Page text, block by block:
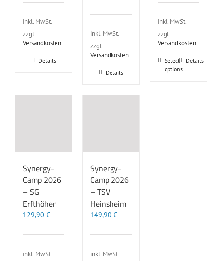
inkl. MwSt.
zzgl.
Versandkosten
Details
inkl. MwSt.
zzgl.
Versandkosten
Details
inkl. MwSt.
zzgl.
Versandkosten
Select
options
Dieses
Produkt
Details
Synergy-
Camp 2026
– SG
Erfthöhen
129,90 €
inkl. MwSt.
Synergy-
Camp 2026
– TSV
Heinsheim
149,90 €
inkl. MwSt.